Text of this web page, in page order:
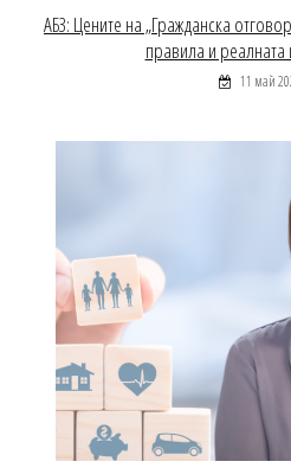
АБЗ: Цените на „Гражданска
правила и реалната
11 май